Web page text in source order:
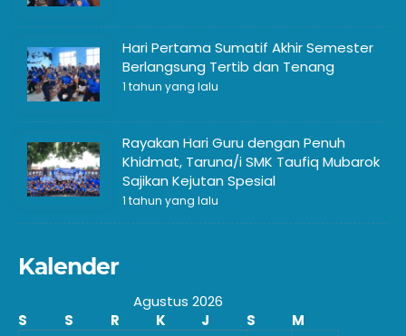
Hari Pertama Sumatif Akhir Semester
Berlangsung Tertib dan Tenang
1 tahun yang lalu
Rayakan Hari Guru dengan Penuh
Khidmat, Taruna/i SMK Taufiq Mubarok
Sajikan Kejutan Spesial
1 tahun yang lalu
Kalender
Agustus 2026
S
S R K J S
M